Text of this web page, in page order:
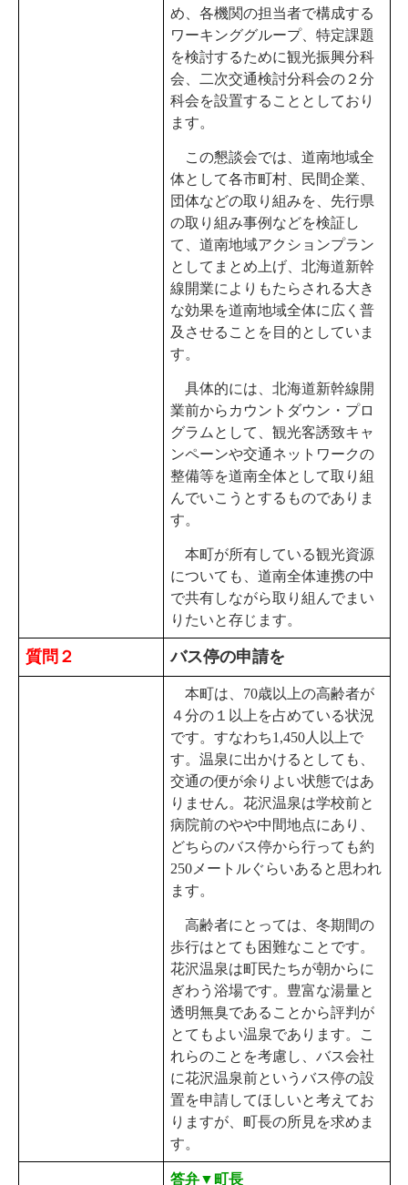
め、各機関の担当者で構成する
ワーキンググループ、特定課題
を検討するために観光振興分科
会、二次交通検討分科会の２分
科会を設置することとしており
ます。
この懇談会では、道南地域全
体として各市町村、民間企業、
団体などの取り組みを、先行県
の取り組み事例などを検証し
て、道南地域アクションプラン
としてまとめ上げ、北海道新幹
線開業によりもたらされる大き
な効果を道南地域全体に広く普
及させることを目的としていま
す。
具体的には、北海道新幹線開
業前からカウントダウン・プロ
グラムとして、観光客誘致キャ
ンペーンや交通ネットワークの
整備等を道南全体として取り組
んでいこうとするものでありま
す。
本町が所有している観光資源
についても、道南全体連携の中
で共有しながら取り組んでまい
りたいと存じます。
質問２ バス停の申請を
本町は、70歳以上の高齢者が
４分の１以上を占めている状況
です。すなわち1,450人以上で
す。温泉に出かけるとしても、
交通の便が余りよい状態ではあ
りません。花沢温泉は学校前と
病院前のやや中間地点にあり、
どちらのバス停から行っても約
250メートルぐらいあると思われ
ます。
高齢者にとっては、冬期間の
歩行はとても困難なことです。
花沢温泉は町民たちが朝からに
ぎわう浴場です。豊富な湯量と
透明無臭であることから評判が
とてもよい温泉であります。こ
れらのことを考慮し、バス会社
に花沢温泉前というバス停の設
置を申請してほしいと考えてお
りますが、町長の所見を求めま
す。
答弁▼町長